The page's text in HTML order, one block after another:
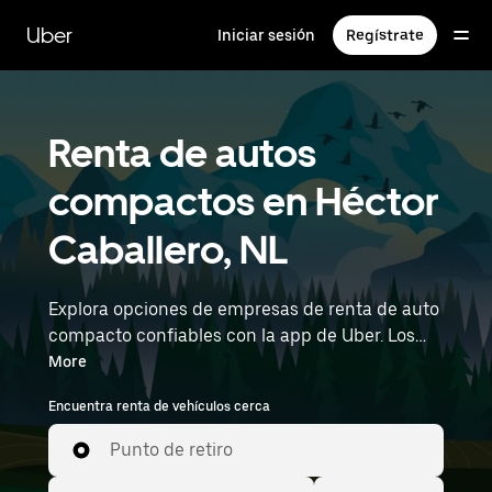
contenido
principal
Uber Iniciar sesión Regístrate
Renta de autos
compactos en Héctor
Caballero, NL
Explora opciones de empresas de renta de auto
compacto confiables con la app de Uber. Los
autos compactos te ayudan a conducir y
estacionar con facilidad, lo que los convierte en
una opción práctica en ciudades o durante
escapadas de fin de semana. Ingresa la hora y
la ubicación (por ejemplo, General Mariano
More
Encuentra renta de vehículos cerca
Punto de retiro